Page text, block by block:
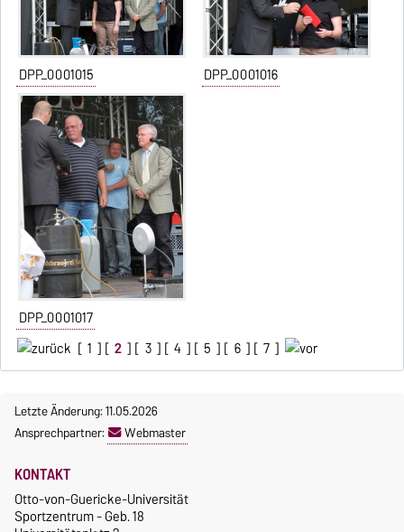
DPP_0001015 DPP_0001016
DPP_0001017
[ 1 ] [ 2 ] [ 3 ] [ 4 ] [ 5 ] [ 6 ] [ 7 ]
Letzte Änderung: 11.05.2026
Ansprechpartner:
Webmaster
KONTAKT
Otto-von-Guericke-Universität
Sportzentrum - Geb. 18